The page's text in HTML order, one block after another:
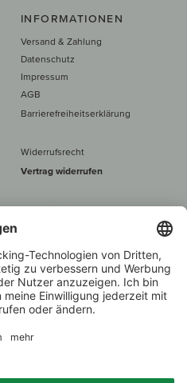
INFORMATIONEN
Versand & Zahlung
Datenschutz
Impressum
AGB
Barrierefreiheitserklärung
Widerrufsrecht
Vertrag widerrufen
Alle Preise inkl. MwSt., zzgl. 5 €
60 € versand­kosten­
Beratung unter
Weinhändler